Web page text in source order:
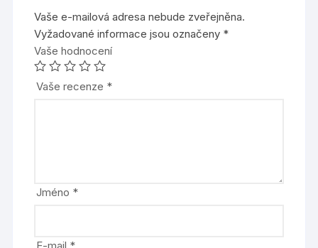
Vaše e-mailová adresa nebude zveřejněna.
Vyžadované informace jsou označeny *
Vaše hodnocení
Vaše recenze *
Jméno *